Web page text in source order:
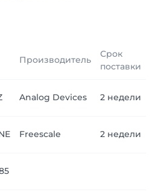
Производитель
Срок
поставки
Analog Devices 2 недели
Freescale 2 недели